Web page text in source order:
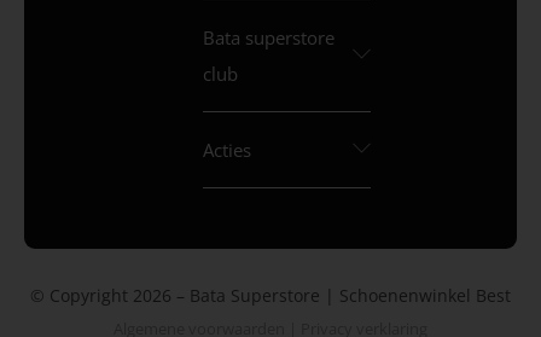
Bata superstore
club
Acties
© Copyright 2026 – Bata Superstore | Schoenenwinkel Best